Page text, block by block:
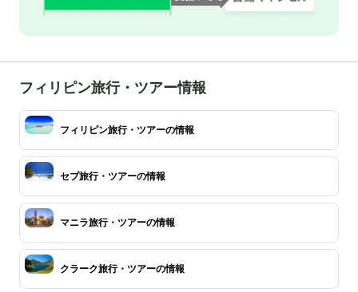
フィリピン旅行・ツアー情報
フィリピン旅行・ツアーの情報
セブ旅行・ツアーの情報
マニラ旅行・ツアーの情報
クラーク旅行・ツアーの情報